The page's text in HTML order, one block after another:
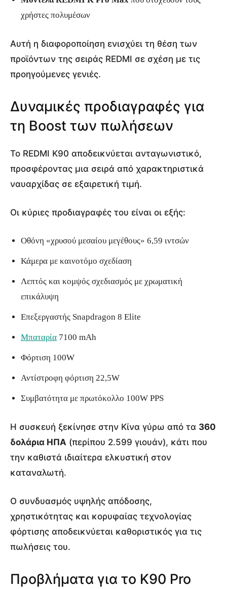
χρήστες πολυμέσων
Αυτή η διαφοροποίηση ενισχύει τη θέση των
προϊόντων της σειράς REDMI σε σχέση με τις
προηγούμενες γενιές.
Δυναμικές προδιαγραφές για
τη Boost των πωλήσεων
Το REDMI K90 αποδεικνύεται ανταγωνιστικό,
προσφέροντας μια σειρά από χαρακτηριστικά
ναυαρχίδας σε εξαιρετική τιμή.
Οι κύριες προδιαγραφές του είναι οι εξής:
Οθόνη «χρυσού μεσαίου μεγέθους» 6,59 ιντσών
Κάμερα με καινοτόμο σχεδίαση
Λεπτός και κομψός σχεδιασμός με χρωματική
επικάλυψη
Επεξεργαστής Snapdragon 8 Elite
Μπαταρία 7100 mAh
Φόρτιση 100W
Αντίστροφη φόρτιση 22,5W
Συμβατότητα με πρωτόκολλο 100W PPS
Η συσκευή ξεκίνησε στην Κίνα γύρω από τα 360
δολάρια ΗΠΑ (περίπου 2.599 γιουάν), κάτι που
την καθιστά ιδιαίτερα ελκυστική στον
καταναλωτή.
Ο συνδυασμός υψηλής απόδοσης,
χρηστικότητας και κορυφαίας τεχνολογίας
φόρτισης αποδεικνύεται καθοριστικός για τις
πωλήσεις του.
Προβλήματα για το K90 Pro